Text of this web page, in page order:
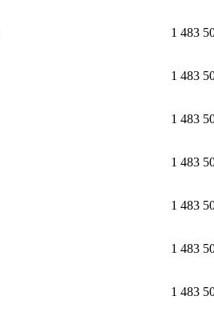
1 483
1 483
1 483
1 483
1 483
1 483
1 483